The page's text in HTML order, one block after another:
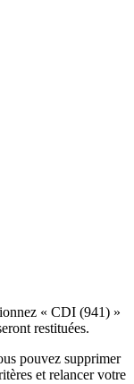
« CDI (941) »
restituées.
pouvez supprimer
et relancer votre